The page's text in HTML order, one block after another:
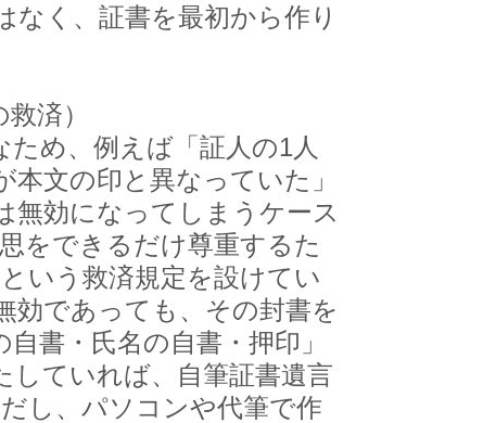
なく、証書を最初から作り
済）
め、例えば「証人の1人
文の印と異なっていた」
無効になってしまうケース
をできるだけ尊重するた
いう救済規定を設けてい
効であっても、その封書を
書・氏名の自書・押印」
していれば、自筆証書遺言
し、パソコンや代筆で作